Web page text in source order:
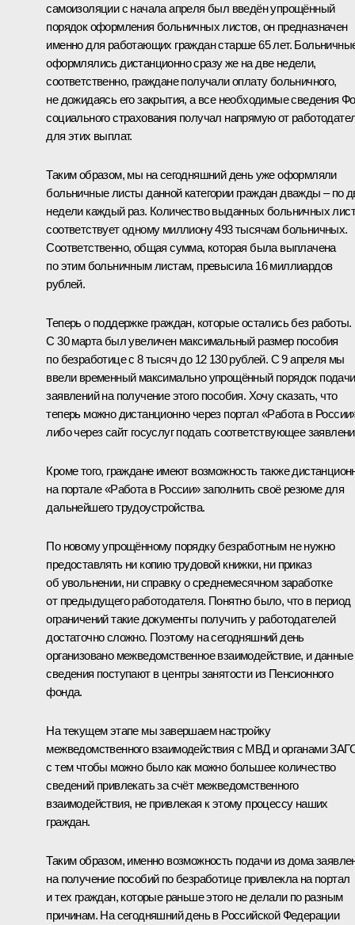
самоизоляции с начала апреля был введён упрощённый
порядок оформления больничных листов, он предназначен
именно для работающих граждан старше 65 лет.
оформлялись дистанционно сразу же на две недели,
соответственно, граждане получали оплату больничного,
не дожидаясь его закрытия, а все необходимые сведения
социального страхования получал напрямую от
для этих выплат.
Таким образом, мы на сегодняшний день уже оформляли
больничные листы данной категории граждан дважды – по
недели каждый раз. Количество выданных больничных
соответствует одному миллиону 493 тысячам больничных.
Соответственно, общая сумма, которая была выплачена
по этим больничным листам, превысила 16 миллиардов
рублей.
Теперь о поддержке граждан, которые остались без работы.
С 30 марта был увеличен максимальный размер пособия
по безработице с 8 тысяч до 12 130 рублей. С 9 апреля мы
ввели временный максимально упрощённый порядок подачи
заявлений на получение этого пособия. Хочу сказать, что
теперь можно дистанционно через портал «Работа в
либо через сайт госуслуг подать соответствующее
Кроме того, граждане имеют возможность также
на портале «Работа в России» заполнить своё резюме для
дальнейшего трудоустройства.
По новому упрощённому порядку безработным не нужно
предоставлять ни копию трудовой книжки, ни приказ
об увольнении, ни справку о среднемесячном заработке
от предыдущего работодателя. Понятно было, что в период
ограничений такие документы получить у работодателей
достаточно сложно. Поэтому на сегодняшний день
организовано межведомственное взаимодействие, и данные
сведения поступают в центры занятости из Пенсионного
фонда.
На текущем этапе мы завершаем настройку
межведомственного взаимодействия с МВД и органами
с тем чтобы можно было как можно большее количество
сведений привлекать за счёт межведомственного
взаимодействия, не привлекая к этому процессу наших
граждан.
Таким образом, именно возможность подачи из дома
на получение пособий по безработице привлекла на портал
и тех граждан, которые раньше этого не делали по разным
причинам. На сегодняшний день в Российской Федерации